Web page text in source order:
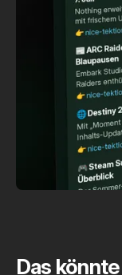
Das